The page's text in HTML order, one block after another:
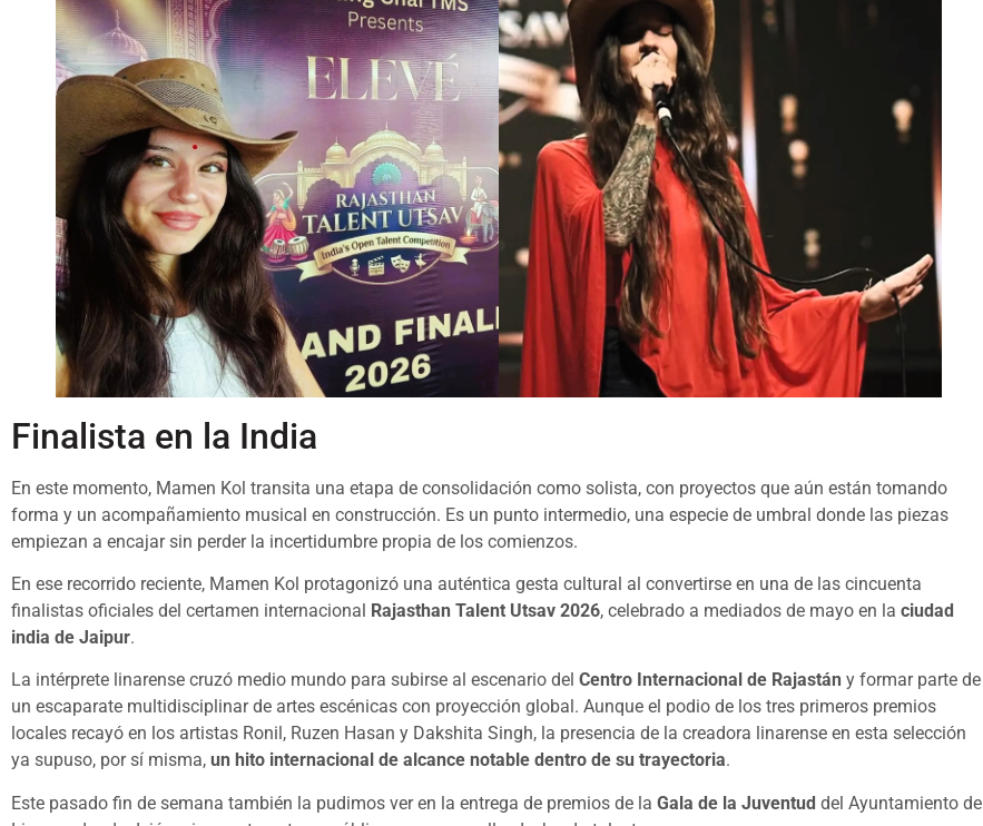
Finalista en la India
En este momento, Mamen Kol transita una etapa de consolidación como solista, con proyectos que aún están tomando
forma y un acompañamiento musical en construcción. Es un punto intermedio, una especie de umbral donde las piezas
empiezan a encajar sin perder la incertidumbre propia de los comienzos.
En ese recorrido reciente, Mamen Kol protagonizó una auténtica gesta cultural al convertirse en una de las cincuenta
finalistas oficiales del certamen internacional Rajasthan Talent Utsav 2026, celebrado a mediados de mayo en la ciudad
india de Jaipur.
La intérprete linarense cruzó medio mundo para subirse al escenario del Centro Internacional de Rajastán y formar parte de
un escaparate multidisciplinar de artes escénicas con proyección global. Aunque el podio de los tres primeros premios
locales recayó en los artistas Ronil, Ruzen Hasan y Dakshita Singh, la presencia de la creadora linarense en esta selección
ya supuso, por sí misma, un hito internacional de alcance notable dentro de su trayectoria.
Este pasado fin de semana también la pudimos ver en la entrega de premios de la Gala de la Juventud del Ayuntamiento de